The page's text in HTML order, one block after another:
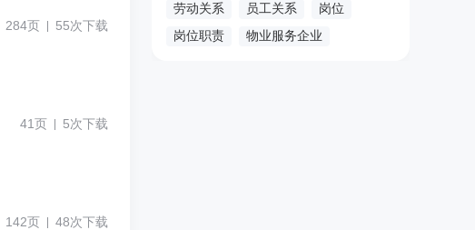
284页 55次下载
41页 5次下载
142页 48次下载
劳动关系
员工关系
岗位
岗位职责
物业服务企业